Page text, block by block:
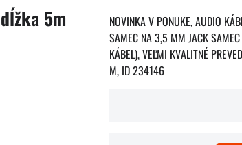
5m
NOVINKA V PONUKE, AUDIO
SAMEC NA 3,5 MM JACK
KÁBEL), VEĽMI KVALITNÉ
M, ID 234146